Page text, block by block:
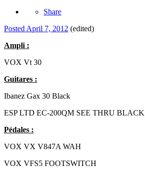
Share
PostedApril 7, 2012 (edited)
Ampli :
VOX Vt 30
Guitares :
Ibanez Gax 30 Black
ESP LTD EC-200QM SEE THRU BLACK
Pédales :
VOX VX V847A WAH
VOX VFS5 FOOTSWITCH